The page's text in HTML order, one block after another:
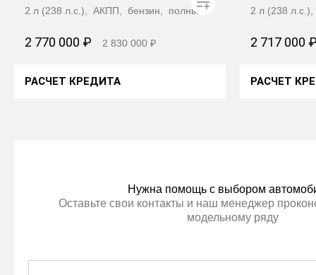
2 л (238 л.с.), АКПП, бензин, полный
2 770 000 ₽ 2 830 000 ₽
РАСЧЕТ КРЕДИТА
2 л (238
2 717 000
РАСЧЕТ
Нужна помощь с выбором
Оставьте свои контакты и наш менеджер
модельному ряду